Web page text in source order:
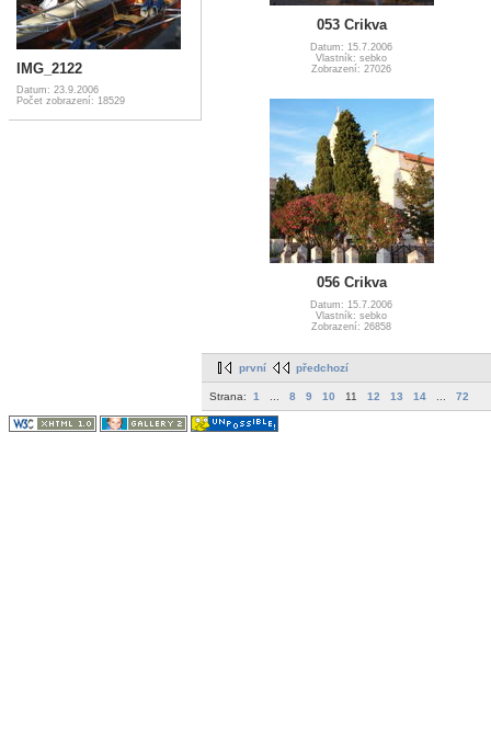
IMG_2122
Datum: 23.9.2006
Počet zobrazení: 18529
053 Crikva
Datum: 15.7.2006
Vlastník: sebko
Zobrazení: 27026
056 Crikva
Datum: 15.7.2006
Vlastník: sebko
Zobrazení: 26858
první předchozí
Strana: 1 8 9 10 11 12 13 14 72